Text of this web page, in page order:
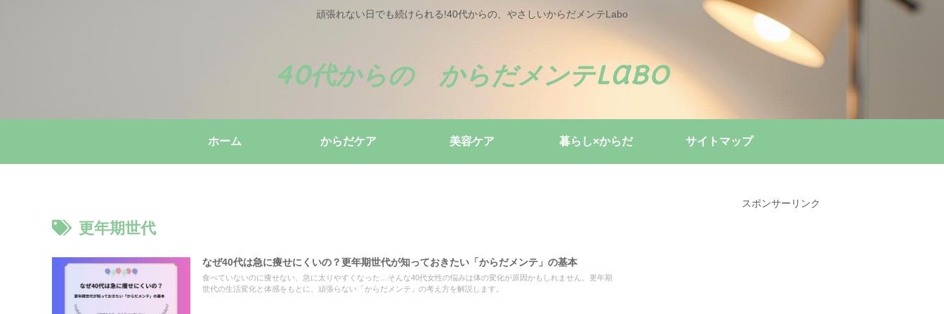
頑張れない日でも続けられる!40代からの、やさしいからだメンテLabo
40代からの からだメンテLabo
ホーム からだケア 美容ケア 暮らし×からだ サイトマップ
更年期世代
なぜ40代は急に痩せにくいの？更年期世代が知っておきたい「からだメンテ」の基本
食べていないのに痩せない、急に太りやすくなった…そんな40代女性の悩みは体の変化が原因かもしれません。更年期
世代の生活変化と体感をもとに、頑張らない「からだメンテ」の考え方を解説します。
スポンサーリンク